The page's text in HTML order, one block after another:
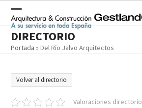
contentOpen
mobile
menu
Close
mobile
menu
DIRECTORIO
Portada »Del Río Jalvo Arquitectos
Volver al directorio
Valoraciones directorio